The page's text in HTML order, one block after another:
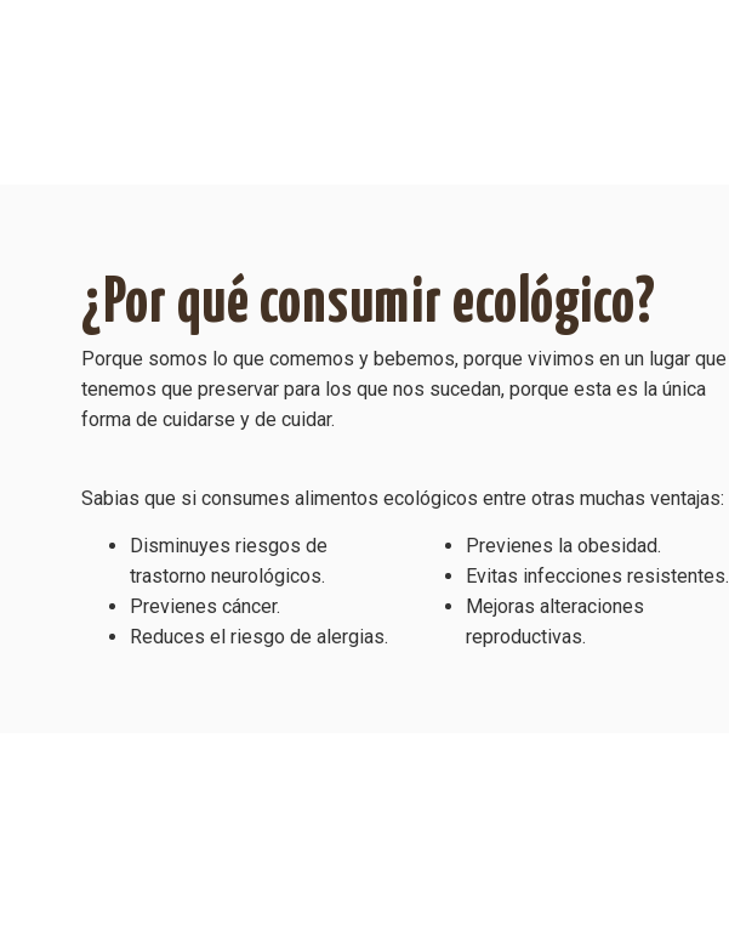
¿Por qué consumir ecológico?
Porque somos lo que comemos y bebemos, porque vivimos en un lugar que
tenemos que preservar para los que nos sucedan, porque esta es la única
forma de cuidarse y de cuidar.
Sabias que si consumes alimentos ecológicos entre otras muchas ventajas:
Disminuyes riesgos de
trastorno neurológicos.
Previenes cáncer.
Reduces el riesgo de alergias.
Previenes la obesidad.
Evitas infecciones resistentes.
Mejoras alteraciones
reproductivas.